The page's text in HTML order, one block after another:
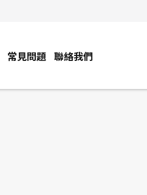
常見問題 聯絡我們